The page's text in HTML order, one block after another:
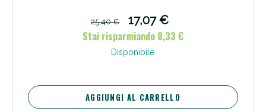
25,40 €
17,07 €
Stai risparmiando 8,33 €
Disponibile
AGGIUNGI AL CARRELLO